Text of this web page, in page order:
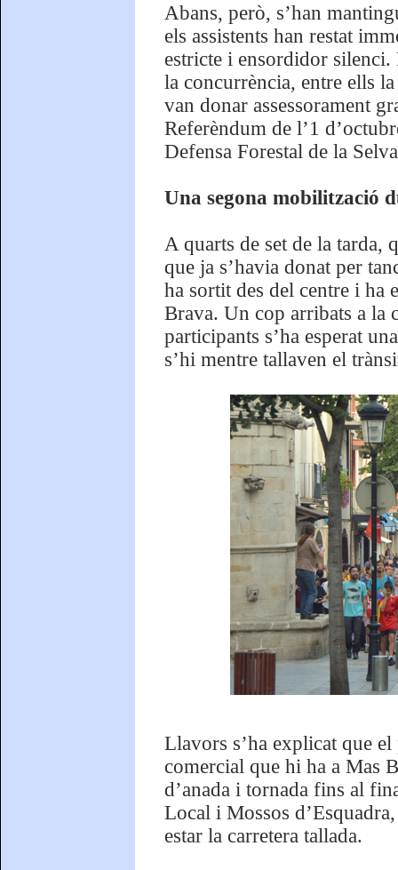
Abans, però, s’han
els assistents han restat
estricte i ensordidor silenci.
la concurrència, entre ells
van donar assessorament
Referèndum de l’1
Defensa Forestal de la
Una segona mobilització
A quarts de set de la tarda,
que ja s’havia donat per
ha sortit des del centre i ha
Brava. Un cop arribats a la
participants s’ha esperat
s’hi mentre tallaven el
Llavors s’ha explicat que
comercial que hi ha a Mas
d’anada i tornada fins al
Local i Mossos
estar la carretera tallada.